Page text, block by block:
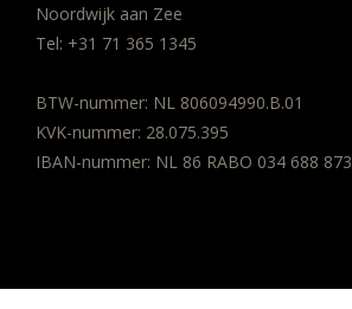
Noordwijk aan Zee
Tel: +31 71 365 1345
BTW-nummer: NL 806094990.B.01
KVK-nummer: 28.075.395
IBAN-nummer: NL 86 RABO 034 688 873